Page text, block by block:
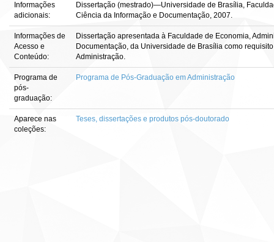
Informações
adicionais:
Dissertação (mestrado)—Universidade de Brasília,
Ciência da Informação e Documentação, 2007.
Informações de
Acesso e
Conteúdo:
Dissertação apresentada à Faculdade de Economia,
Documentação, da Universidade de Brasília como
Administração.
Programa de
pós-
graduação:
Programa de Pós-Graduação em Administração
Aparece nas
coleções:
Teses, dissertações e produtos pós-doutorado